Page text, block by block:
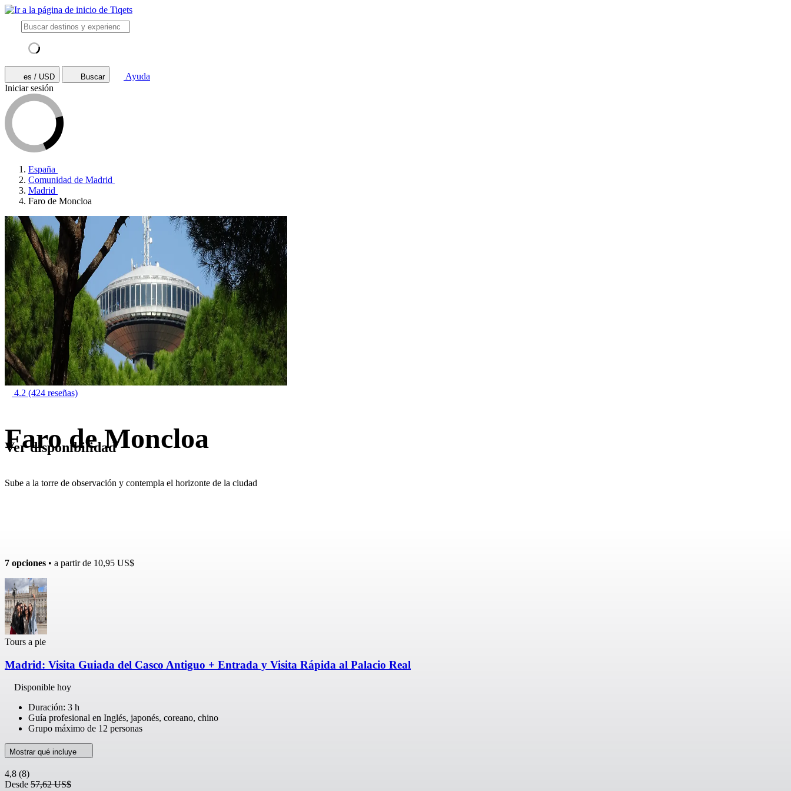
es / USD Buscar
Ayuda
Iniciar sesión
España
Comunidad de Madrid
Madrid
Faro de Moncloa
4.2 (424 reseñas)
Faro de Moncloa
Sube a la torre de observación y contempla el horizonte de la ciudad
Ver disponibilidad
7 opciones • a partir de 10,95 US$
Tours a pie
Madrid: Visita Guiada del Casco Antiguo + Entrada y Visita Rápida al Palacio Real
Disponible hoy
Duración: 3 h
Guía profesional en Inglés, japonés, coreano, chino
Grupo máximo de 12 personas
Mostrar qué incluye
4,8 (8)
Desde 57,62 US$